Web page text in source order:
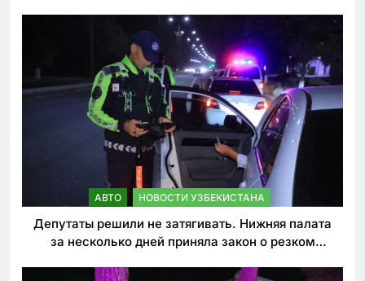
АВТО НОВОСТИ УЗБЕКИСТАНА
Депутаты решили не затягивать. Нижняя палата
за несколько дней приняла закон о резком